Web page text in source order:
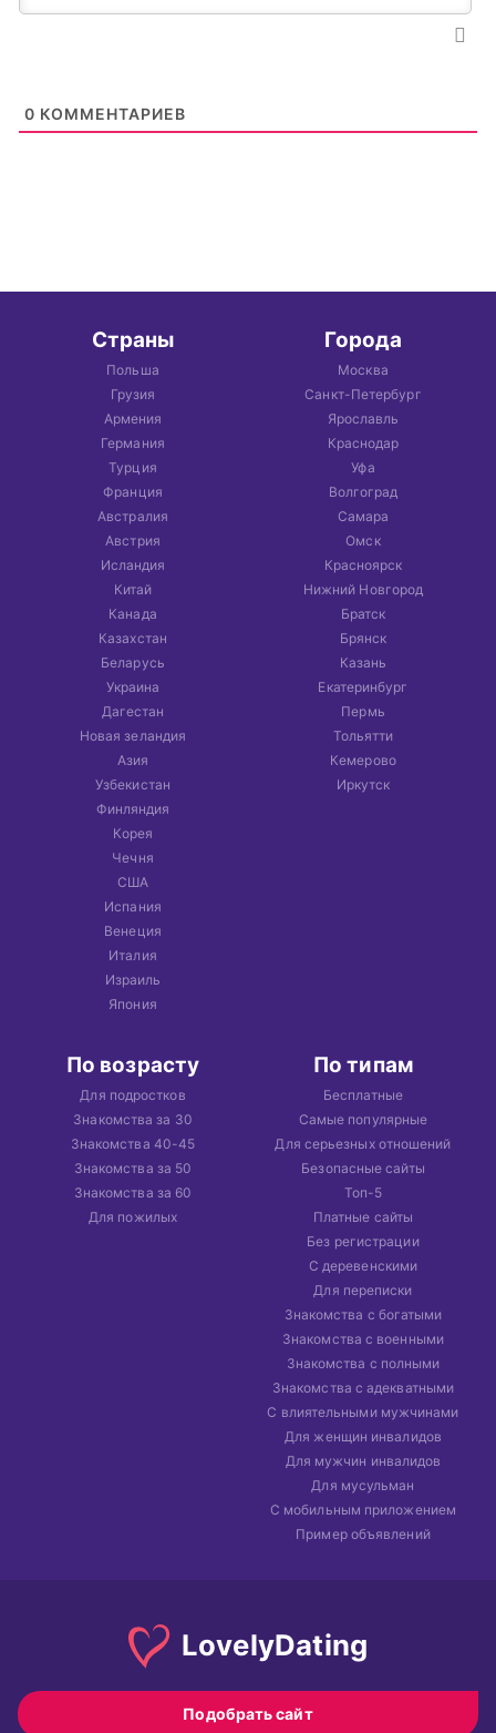
0 КОММЕНТАРИЕВ
Страны
Польша
Грузия
Армения
Германия
Турция
Франция
Австралия
Австрия
Исландия
Китай
Канада
Казахстан
Беларусь
Украина
Дагестан
Новая зеландия
Азия
Узбекистан
Финляндия
Корея
Чечня
США
Испания
Венеция
Италия
Израиль
Япония
Города
Москва
Санкт-Петербург
Ярославль
Краснодар
Уфа
Волгоград
Самара
Омск
Красноярск
Нижний Новгород
Братск
Брянск
Казань
Екатеринбург
Пермь
Тольятти
Кемерово
Иркутск
По возрасту
Для подростков
Знакомства за 30
Знакомства 40-45
Знакомства за 50
Знакомства за 60
Для пожилых
По типам
Бесплатные
Самые популярные
Для серьезных отношений
Безопасные сайты
Топ-5
Платные сайты
Без регистрации
С деревенскими
Для переписки
Знакомства с богатыми
Знакомства с военными
Знакомства с полными
Знакомства с адекватными
С влиятельными мужчинами
Для женщин инвалидов
Для мужчин инвалидов
Для мусульман
С мобильным приложением
Пример объявлений
LovelyDating
Подобрать сайт